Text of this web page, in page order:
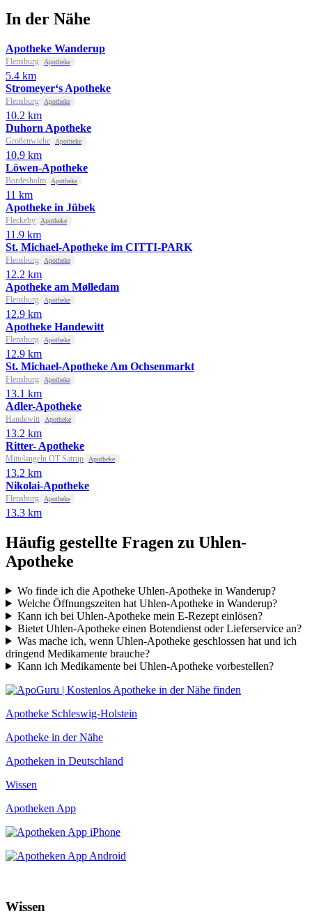
In der Nähe
Apotheke Wanderup
Flensburg Apotheke
5.4 km
Stromeyer‘s Apotheke
Flensburg Apotheke
10.2 km
Duhorn Apotheke
Großenwiehe Apotheke
10.9 km
Löwen-Apotheke
Bordesholm Apotheke
11 km
Apotheke in Jübek
Fleckeby Apotheke
11.9 km
St. Michael-Apotheke im CITTI-PARK
Flensburg Apotheke
12.2 km
Apotheke am Mølledam
Flensburg Apotheke
12.9 km
Apotheke Handewitt
Flensburg Apotheke
12.9 km
St. Michael-Apotheke Am Ochsenmarkt
Flensburg Apotheke
13.1 km
Adler-Apotheke
Handewitt Apotheke
13.2 km
Ritter- Apotheke
Mittelangeln OT Satrup Apotheke
13.2 km
Nikolai-Apotheke
Flensburg Apotheke
13.3 km
Häufig gestellte Fragen zu Uhlen-
Apotheke
Wo finde ich die Apotheke Uhlen-Apotheke in Wanderup?
Welche Öffnungszeiten hat Uhlen-Apotheke in Wanderup?
Kann ich bei Uhlen-Apotheke mein E-Rezept einlösen?
Bietet Uhlen-Apotheke einen Botendienst oder Lieferservice an?
Was mache ich, wenn Uhlen-Apotheke geschlossen hat und ich
dringend Medikamente brauche?
Kann ich Medikamente bei Uhlen-Apotheke vorbestellen?
Apotheke Schleswig-Holstein
Apotheke in der Nähe
Apotheken in Deutschland
Wissen
Apotheken App
Wissen